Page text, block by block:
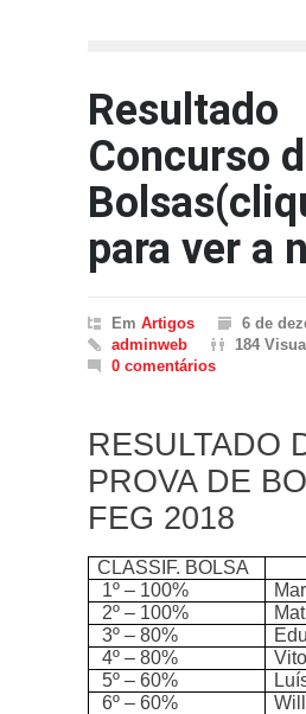
Resultado
Concurso
para ver a
Em Artigos
6 de
adminweb
184
0 comentários
RESULTADO
PROVA DE
FEG 2018
CLASSIF. BOLSA
1º – 100%
2º – 100%
3º – 80%
4º – 80%
5º – 60%
6º – 60%